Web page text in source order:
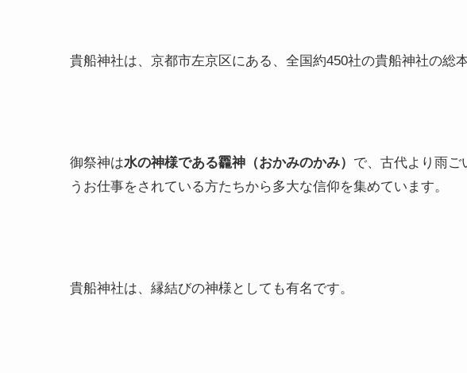
貴船神社は、京都市左京区にある、全国約450社の貴船神社の総本
御祭神は水の神様である龗神（おかみのかみ） で、古代より雨ご
うお仕事をされている方たちから多大な信仰を集めています。
貴船神社は、縁結びの神様としても有名です。